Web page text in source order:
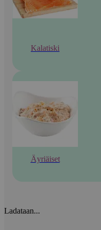
Kalatiski
Äyriäiset
Ladataan...